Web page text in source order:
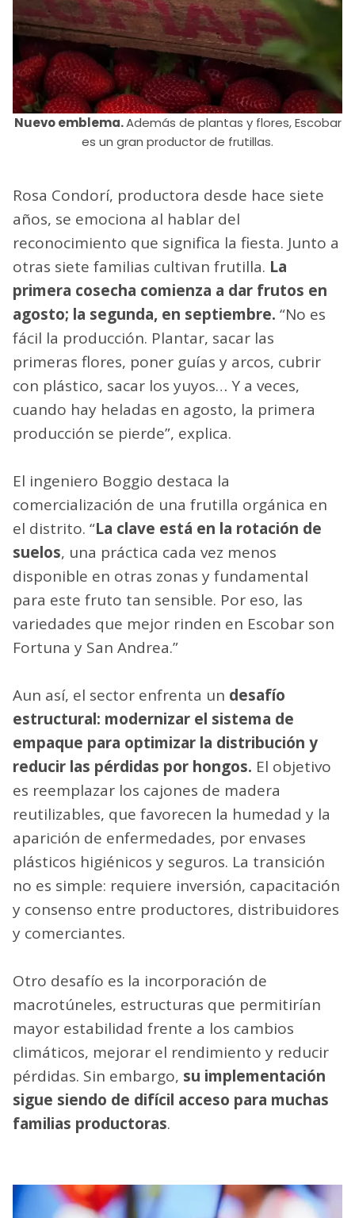
Nuevo emblema.Además de plantas y flores, Escobar
es un gran productor de frutillas.
Rosa Condorí, productora desde hace siete
años, se emociona al hablar del
reconocimiento que significa la fiesta. Junto a
otras siete familias cultivan frutilla. La
primera cosecha comienza a dar frutos en
agosto; la segunda, en septiembre. “No es
fácil la producción. Plantar, sacar las
primeras flores, poner guías y arcos, cubrir
con plástico, sacar los yuyos… Y a veces,
cuando hay heladas en agosto, la primera
producción se pierde”, explica.
El ingeniero Boggio destaca la
comercialización de una frutilla orgánica en
el distrito. “La clave está en la rotación de
suelos, una práctica cada vez menos
disponible en otras zonas y fundamental
para este fruto tan sensible. Por eso, las
variedades que mejor rinden en Escobar son
Fortuna y San Andrea.”
Aun así, el sector enfrenta un desafío
estructural: modernizar el sistema de
empaque para optimizar la distribución y
reducir las pérdidas por hongos. El objetivo
es reemplazar los cajones de madera
reutilizables, que favorecen la humedad y la
aparición de enfermedades, por envases
plásticos higiénicos y seguros. La transición
no es simple: requiere inversión, capacitación
y consenso entre productores, distribuidores
y comerciantes.
Otro desafío es la incorporación de
macrotúneles, estructuras que permitirían
mayor estabilidad frente a los cambios
climáticos, mejorar el rendimiento y reducir
pérdidas. Sin embargo, su implementación
sigue siendo de difícil acceso para muchas
familias productoras.